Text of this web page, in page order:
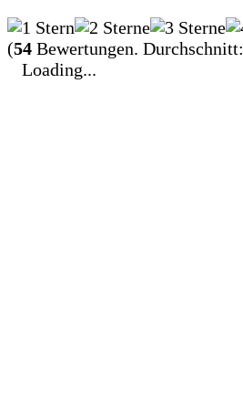
(54 Bewertungen. Durchschnitt:
Loading...